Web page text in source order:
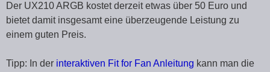
Der UX210 ARGB kostet derzeit etwas über 50 Euro und
bietet damit insgesamt eine überzeugende Leistung zu
einem guten Preis.
Tipp: In der interaktiven Fit for Fan Anleitung kann man die